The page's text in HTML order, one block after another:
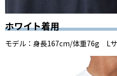
ホワイト着用
モデル：身長167cm/体重76g L